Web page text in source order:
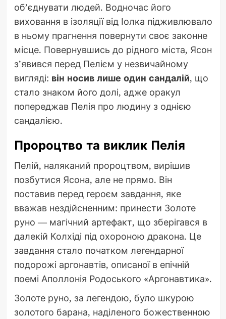
об’єднувати людей. Водночас його
виховання в ізоляції від Іолка підживлювало
в ньому прагнення повернути своє законне
місце. Повернувшись до рідного міста, Ясон
з’явився перед Пелієм у незвичайному
вигляді: він носив лише один сандалій, що
стало знаком його долі, адже оракул
попереджав Пелія про людину з однією
сандалією.
Пророцтво та виклик Пелія
Пелій, наляканий пророцтвом, вирішив
позбутися Ясона, але не прямо. Він
поставив перед героєм завдання, яке
вважав нездійсненним: принести Золоте
руно — магічний артефакт, що зберігався в
далекій Колхіді під охороною дракона. Це
завдання стало початком легендарної
подорожі аргонавтів, описаної в епічній
поемі Аполлонія Родоського «Аргонавтика».
Золоте руно, за легендою, було шкурою
золотого барана, наділеного божественною